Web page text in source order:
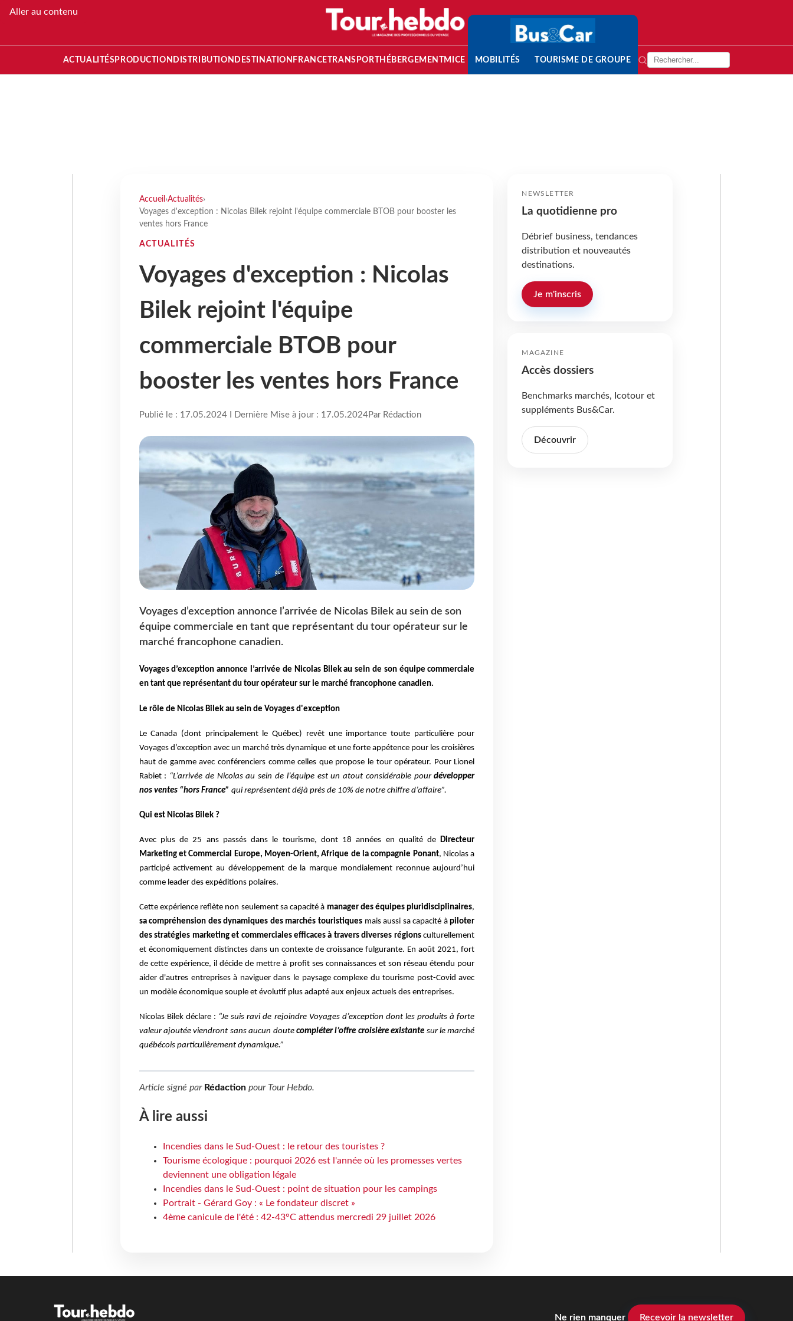
Aller au contenu
ACTUALITÉS PRODUCTION DISTRIBUTION DESTINATION FRANCETRANSPORT HÉBERGEMENTMICE MOBILITÉS TOURISME DE GROUPE
Accueil ›Actualités›
Voyages d'exception : Nicolas Bilek rejoint l'équipe commerciale BTOB pour booster les
ventes hors France
ACTUALITÉS
Voyages d'exception : Nicolas
Bilek rejoint l'équipe
commerciale BTOB pour
booster les ventes hors France
Publié le : 17.05.2024 I Dernière Mise à jour : 17.05.2024Par Rédaction
Voyages d’exception annonce l’arrivée de Nicolas Bilek au sein de son
équipe commerciale en tant que représentant du tour opérateur sur le
marché francophone canadien.
Voyages d’exception annonce l’arrivée de Nicolas Bilek au sein de son équipe commerciale
en tant que représentant du tour opérateur sur le marché francophone canadien.
Le rôle de Nicolas Bilek au sein de Voyages d'exception
Le Canada (dont principalement le Québec) revêt une importance toute particulière pour
Voyages d’exception avec un marché très dynamique et une forte appétence pour les croisières
haut de gamme avec conférenciers comme celles que propose le tour opérateur. Pour Lionel
Rabiet : “L’arrivée de Nicolas au sein de l’équipe est un atout considérable pourdévelopper
nos ventes “hors France” qui représentent déjà près de 10% de notre chiffre d’affaire”.
Qui est Nicolas Bilek ?
Avec plus de 25 ans passés dans le tourisme, dont 18 années en qualité de Directeur
Marketing et Commercial Europe, Moyen-Orient, Afrique de la compagnie Ponant, Nicolas a
participé activement au développement de la marque mondialement reconnue aujourd’hui
comme leader des expéditions polaires.
Cette expérience reflète non seulement sa capacité à manager des équipes pluridisciplinaires,
sa compréhension des dynamiques des marchés touristiques mais aussi sa capacité àpiloter
des stratégies marketing et commerciales efficaces à travers diverses régionsculturellement
et économiquement distinctes dans un contexte de croissance fulgurante. En août 2021, fort
de cette expérience, il décide de mettre à profit ses connaissances et son réseau étendu pour
aider d'autres entreprises à naviguer dans le paysage complexe du tourisme post-Covid avec
un modèle économique souple et évolutif plus adapté aux enjeux actuels des entreprises.
Nicolas Bilek déclare : “Je suis ravi de rejoindre Voyages d’exception dont les produits à forte
valeur ajoutée viendront sans aucun doute compléter l’offre croisière existante sur le marché
québécois particulièrement dynamique.”
Article signé par Rédactionpour Tour Hebdo.
À lire aussi
Incendies dans le Sud-Ouest : le retour des touristes ?
Tourisme écologique : pourquoi 2026 est l'année où les promesses vertes
deviennent une obligation légale
Incendies dans le Sud-Ouest : point de situation pour les campings
Portrait - Gérard Goy : « Le fondateur discret »
4ème canicule de l'été : 42-43°C attendus mercredi 29 juillet 2026
NEWSLETTER
La quotidienne pro
Débrief business, tendances
distribution et nouveautés
destinations.
Je m'inscris
MAGAZINE
Accès dossiers
Benchmarks marchés, Icotour et
suppléments Bus&Car.
Découvrir
Ne rien manquer Recevoir la newsletter